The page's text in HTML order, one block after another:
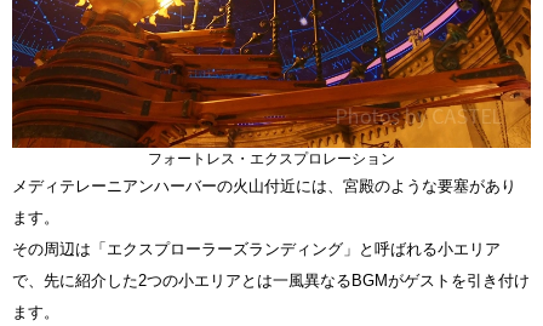
フォートレス・エクスプロレーション
メディテレーニアンハーバーの火山付近には、宮殿のような要塞があり
ます。
その周辺は「エクスプローラーズランディング」と呼ばれる小エリア
で、先に紹介した2つの小エリアとは一風異なるBGMがゲストを引き付け
ます。